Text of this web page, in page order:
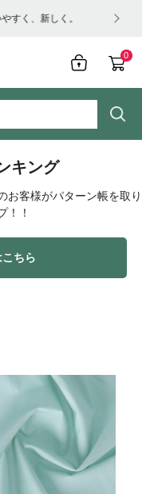
【重要】夏季休業
0
キング
お客様がパターン帳を取り
！！
ちら